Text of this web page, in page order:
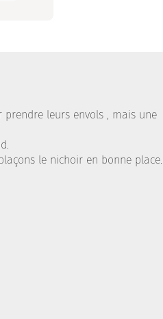
leurs envols , mais une
le nichoir en bonne place.